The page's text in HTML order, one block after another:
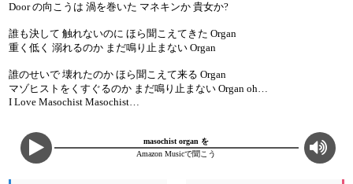
Door の向こうは 渦を巻いた マネキンか 貴女か?
誰も決して 触れないのに ほら聞こえてきた Organ
重く低く 溺れるのか まだ鳴り止まない Organ
誰のせいで 壊れたのか ほら聞こえて来る Organ
マゾヒストをくすぐるのか まだ鳴り止まない Organ oh…
I Love Masochist Masochist…
masochist organ を
Amazon Musicで聞こう